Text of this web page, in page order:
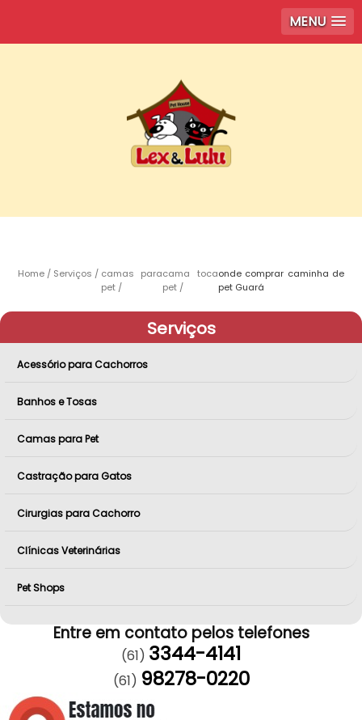
MENU
Home Serviços
camas para
pet
cama toca
pet
onde comprar caminha de
pet Guará
Serviços
Acessório para Cachorros
Banhos e Tosas
Camas para Pet
Castração para Gatos
Cirurgias para Cachorro
Clínicas Veterinárias
Pet Shops
Entre em contato pelos telefones
(61) 3344-4141
(61) 98278-0220